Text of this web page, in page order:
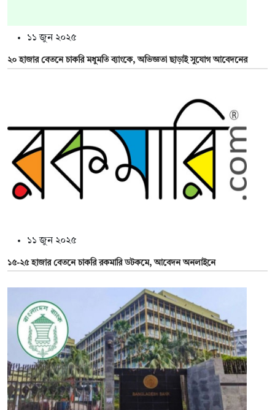
১১ জুন ২০২৫
২০ হাজার বেতনে চাকরি মধুমতি ব্যাংকে, অভিজ্ঞতা ছাড়াই সুযোগ আবেদনের
১১ জুন ২০২৫
১৫-২৫ হাজার বেতনে চাকরি রকমারি ডটকমে, আবেদন অনলাইনে